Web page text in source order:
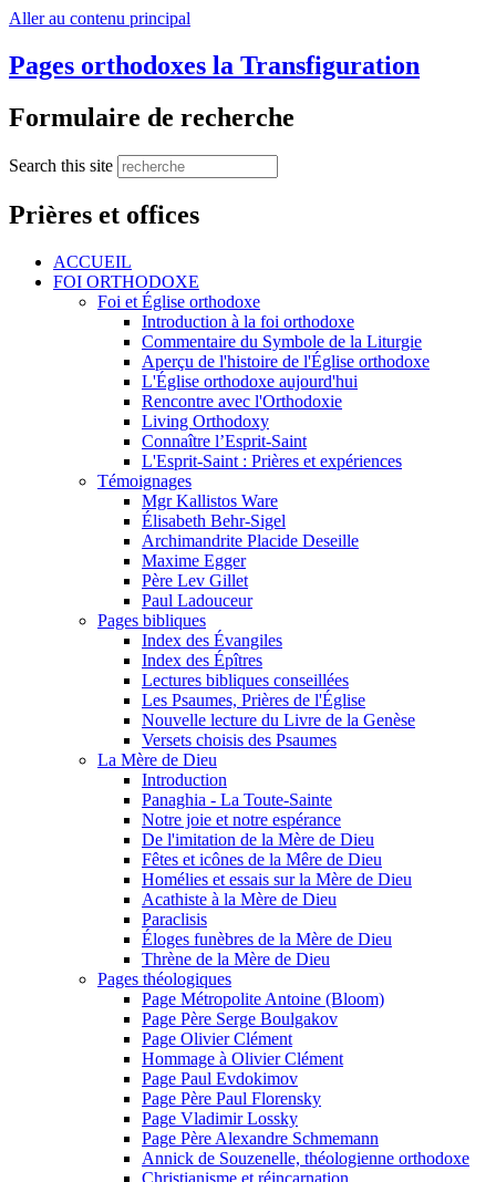
Aller au contenu principal
Pages orthodoxes la Transfiguration
Formulaire de recherche
Search this site
Prières et offices
ACCUEIL
FOI ORTHODOXE
Foi et Église orthodoxe
Introduction à la foi orthodoxe
Commentaire du Symbole de la Liturgie
Aperçu de l'histoire de l'Église orthodoxe
L'Église orthodoxe aujourd'hui
Rencontre avec l'Orthodoxie
Living Orthodoxy
Connaître l’Esprit-Saint
L'Esprit-Saint : Prières et expériences
Témoignages
Mgr Kallistos Ware
Élisabeth Behr-Sigel
Archimandrite Placide Deseille
Maxime Egger
Père Lev Gillet
Paul Ladouceur
Pages bibliques
Index des Évangiles
Index des Épîtres
Lectures bibliques conseillées
Les Psaumes, Prières de l'Église
Nouvelle lecture du Livre de la Genèse
Versets choisis des Psaumes
La Mère de Dieu
Introduction
Panaghia - La Toute-Sainte
Notre joie et notre espérance
De l'imitation de la Mère de Dieu
Fêtes et icônes de la Mêre de Dieu
Homélies et essais sur la Mère de Dieu
Acathiste à la Mère de Dieu
Paraclisis
Éloges funèbres de la Mère de Dieu
Thrène de la Mère de Dieu
Pages théologiques
Page Métropolite Antoine (Bloom)
Page Père Serge Boulgakov
Page Olivier Clément
Hommage à Olivier Clément
Page Paul Evdokimov
Page Père Paul Florensky
Page Vladimir Lossky
Page Père Alexandre Schmemann
Annick de Souzenelle, théologienne orthodoxe
Christianisme et réincarnation